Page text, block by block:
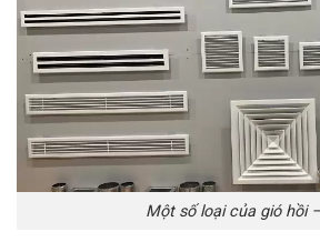
Một số loại của gió hồi